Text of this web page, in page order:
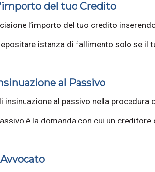
del tuo Credito
l’importo del tuo credito
istanza di fallimento solo se il
al Passivo
insinuazione al passivo nella procedura
è la domanda con cui un